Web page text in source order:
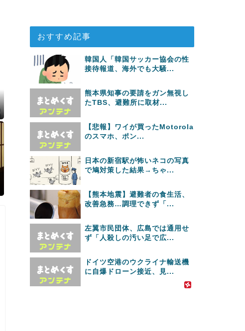
おすすめ記事
韓国人「韓国サッカー協会の性
接待報道、海外でも大騒...
熊本県知事の要請をガン無視し
たTBS、避難所に取材...
【悲報】ワイが買ったMotorola
のスマホ、ポン...
日本の新宿駅が怖いネコの写真
で鳩対策した結果→ちゃ...
【熊本地震】避難者の食生活、
改善急務…調理できず「...
左翼市民団体、広島では通用せ
ず「人殺しの汚い足で広...
ドイツ空港のウクライナ輸送機
に自爆ドローン接近、見...